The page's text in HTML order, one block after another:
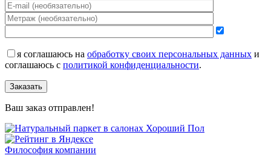
я соглашаюсь на обработку своих персональных данных и
соглашаюсь с политикой конфиденциальности.
Заказать
Ваш заказ отправлен!
Философия компании